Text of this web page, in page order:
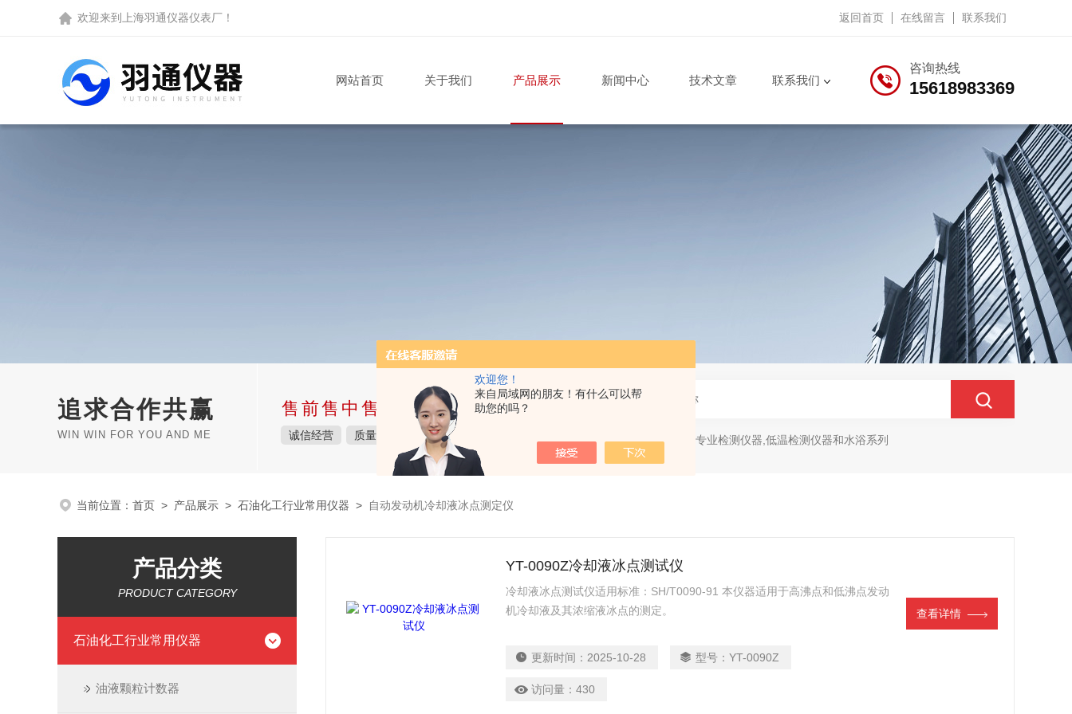
欢迎您！
来自局域网的朋友！有什么可以帮
助您的吗？
欢迎来到 上海羽通仪器仪表厂 ！ 返回首页 在线留言 联系我们
咨询热线
15618983369
网站首页 关于我们 产品展示 新闻中心 技术文章 联系我们
追求合作共赢
WIN WIN FOR YOU AND ME
售前售中售后完整的服务体系
诚信经营 质量保障 价格实惠 热门关键词：石油产品专业检测仪器,低温检测仪器和水浴系列
当前位置： 首页 > 产品展示 > 石油化工行业常用仪器 > 自动发动机冷却液冰点测定仪
产品分类
PRODUCT CATEGORY
石油化工行业常用仪器
油液颗粒计数器
YT-0090Z冷却液冰点测试仪
冷却液冰点测试仪适用标准：SH/T0090-91 本仪器适用于高沸点和低沸点发动
机冷却液及其浓缩液冰点的测定。
更新时间： 2025-10-28 型号：YT-0090Z
访问量：430
查看详情